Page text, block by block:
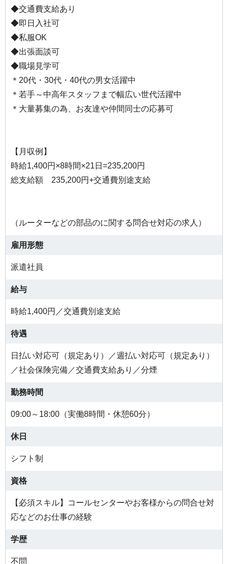
◆交通費支給あり
◆即日入社可
◆私服OK
◆出張面談可
◆職場見学可
＊20代・30代・40代の男女活躍中
＊若手～中高年スタッフまで幅広い世代活躍中
＊大量募集の為、お友達や仲間同士の応募可
【月収例】
時給1,400円×8時間×21日=235,200円
総支給額 235,200円+交通費別途支給
（ルーターなどの部品のに関する問合せ対応の求人）
雇用形態
派遣社員
給与
時給1,400円／交通費別途支給
待遇
日払い対応可（規定あり）／週払い対応可（規定あり）
／社会保険完備／交通費支給あり／分煙
勤務時間
09:00～18:00（実働8時間・休憩60分）
休日
シフト制
資格
【必須スキル】コールセンターやお客様からの問合せ対
応などのお仕事の経験
学歴
不問